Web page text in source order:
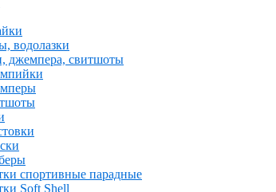
водолазки
джемпера, свитшоты
спортивные парадные
Soft Shell